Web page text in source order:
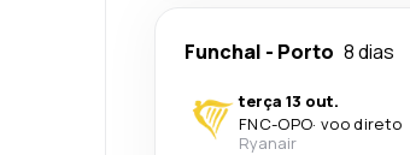
Funchal - Porto 8 dias
terça 13 out.
FNC-OPO· voo direto
Ryanair